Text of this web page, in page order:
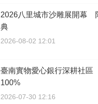
2026八里城市沙雕展開幕
典
2026-08-02 12:01
臺南實物愛心銀行深耕社
100%
2026-07-30 12:16